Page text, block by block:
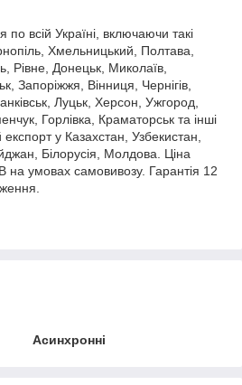
всій Україні, включаючи такі
Хмельницький, Полтава,
Рівне, Донецьк, Миколаїв,
Запоріжжя, Вінниця, Чернігів,
Луцьк, Херсон, Ужгород,
Горлівка, Краматорськ та інші
у Казахстан, Узбекистан,
Білорусія, Молдова. Ціна
умовах самовивозу. Гарантія 12
Асинхронні